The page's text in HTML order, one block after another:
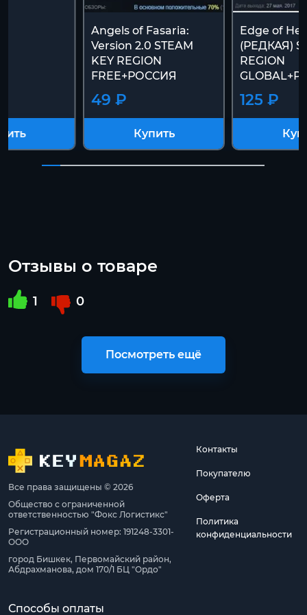
Angels of Fasaria:
Version 2.0 STEAM
KEY REGION
FREE+РОССИЯ
49 ₽
Купить
Edge of
(РЕДКАЯ)
REGION
125 ₽
Отзывы о товаре
1 0
Посмотреть ещё
Все права защищены © 2026
Общество с ограниченной
ответственностью "Фокс Логистикс"
Регистрационный номер: 191248-3301-
ООО
город Бишкек, Первомайский район,
Абдрахманова, дом 170/1 БЦ "Ордо"
Контакты
Покупателю
Оферта
Политика
конфиденциальности
Способы оплаты